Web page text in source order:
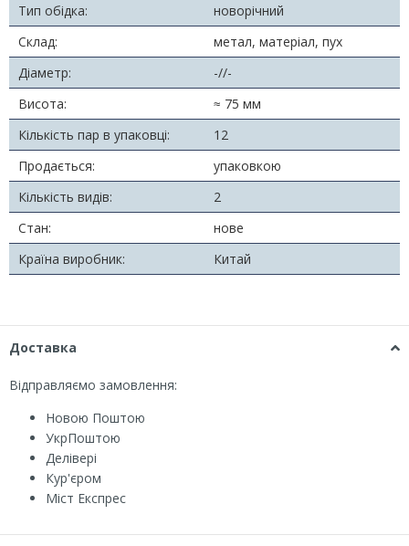
Тип обідка:
новорічний
Склад:
метал, матеріал, пух
Діаметр:
-//-
Висота:
≈ 75 мм
Кількість пар в упаковці:
12
Продається:
упаковкою
Кількість видів:
2
Стан:
нове
Країна виробник:
Китай
Доставка
Відправляємо замовлення:
Новою Поштою
УкрПоштою
Делівері
Кур'єром
Міст Експрес